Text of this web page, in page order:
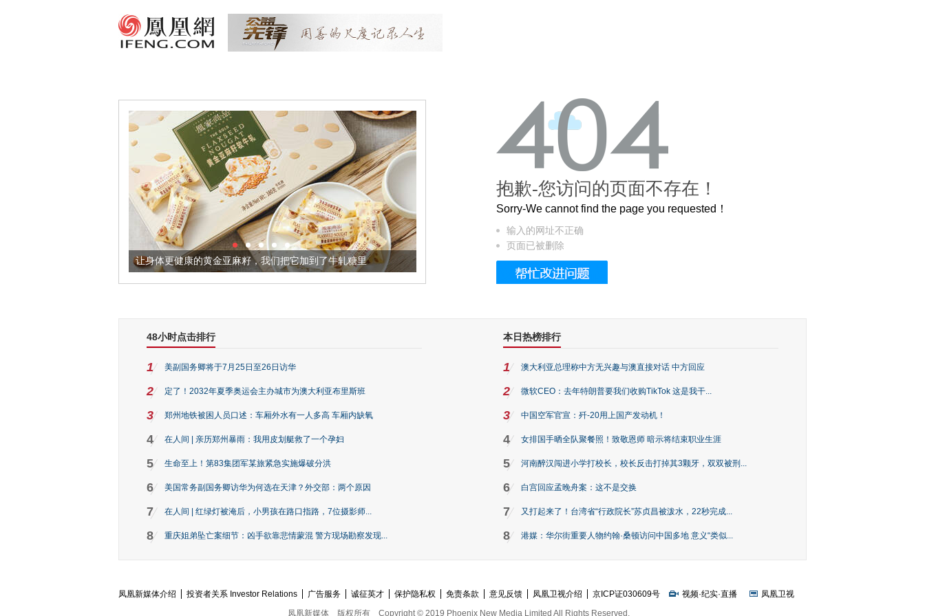
让身体更健康的黄金亚麻籽，我们把它加到了牛轧糖里 被列入佛家七宝的它到底有多美？
抱歉-您访问的页面不存在！
Sorry-We cannot find the page you requested！
输入的网址不正确
页面已被删除
48小时点击排行
1 美副国务卿将于7月25日至26日访华
2 定了！2032年夏季奥运会主办城市为澳大利亚布里斯班
3 郑州地铁被困人员口述：车厢外水有一人多高 车厢内缺氧
4 在人间 | 亲历郑州暴雨：我用皮划艇救了一个孕妇
5 生命至上！第83集团军某旅紧急实施爆破分洪
6 美国常务副国务卿访华为何选在天津？外交部：两个原因
7 在人间 | 红绿灯被淹后，小男孩在路口指路，7位摄影师...
8 重庆姐弟坠亡案细节：凶手欲靠悲情蒙混 警方现场勘察发现...
本日热榜排行
1 澳大利亚总理称中方无兴趣与澳直接对话 中方回应
2 微软CEO：去年特朗普要我们收购TikTok 这是我干...
3 中国空军官宣：歼-20用上国产发动机！
4 女排国手晒全队聚餐照！致敬恩师 暗示将结束职业生涯
5 河南醉汉闯进小学打校长，校长反击打掉其3颗牙，双双被刑...
6 白宫回应孟晚舟案：这不是交换
7 又打起来了！台湾省“行政院长”苏贞昌被泼水，22秒完成...
8 港媒：华尔街重要人物约翰·桑顿访问中国多地 意义“类似...
凤凰新媒体介绍 投资者关系 Investor Relations 广告服务 诚征英才 保护隐私权 免责条款 意见反馈 凤凰卫视介绍 京ICP证030609号 视频·纪实·直播
凤凰卫视
凤凰新媒体
版权所有 Copyright © 2019 Phoenix New Media Limited All Rights Reserved.